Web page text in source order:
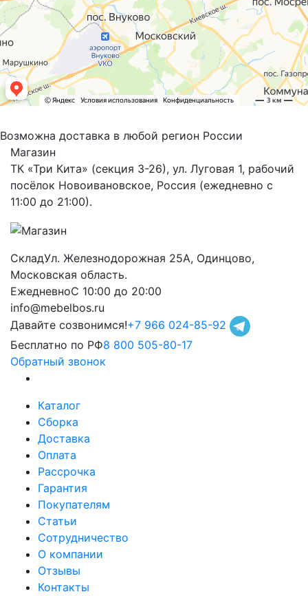
Возможна доставка в любой регион России
Магазин
ТК «Три Кита» (секция 3-26), ул. Луговая 1, рабочий
посёлок Новоивановское, Россия (ежедневно с
11:00 до 21:00).
СкладУл. Железнодорожная 25А, Одинцово,
Московская область.
ЕжедневноС 10:00 до 20:00
info@mebelbos.ru
Давайте созвонимся!+7 966 024-85-92
Бесплатно по РФ8 800 505-80-17
Обратный звонок
Каталог
Сборка
Доставка
Оплата
Рассрочка
Гарантия
Покупателям
Статьи
Сотрудничество
О компании
Отзывы
Контакты